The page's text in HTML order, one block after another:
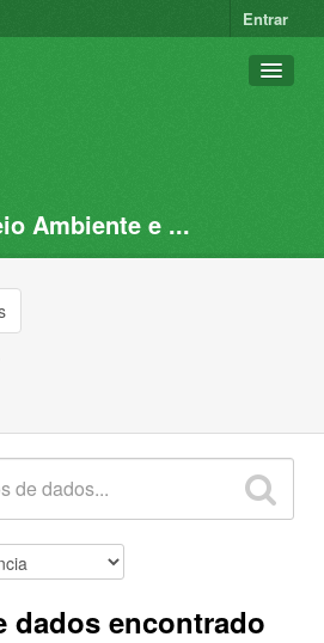
Entrar
Ambiente e ...
dados encontrado